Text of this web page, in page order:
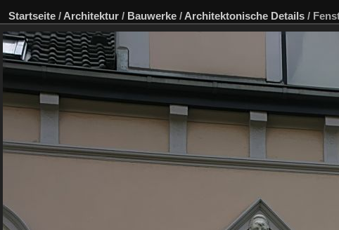
Startseite / Architektur / Bauwerke / Architektonische Details /